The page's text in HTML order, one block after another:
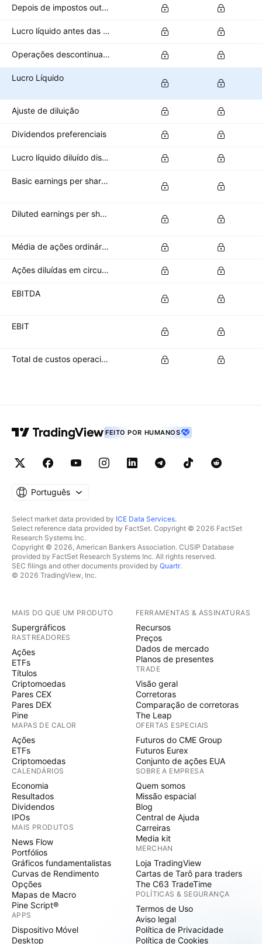
Depois de impostos outras receitas/despesas
Lucro líquido antes das operações descontinuadas
Operações descontinuadas
Lucro Líquido
Ajuste de diluição
Dividendos preferenciais
Lucro líquido diluído disponível para acionistas ordinários
Basic earnings per share (basic EPS)
Diluted earnings per share (diluted EPS)
Média de ações ordinárias em circulação
Ações diluídas em circulação
EBITDA
EBIT
Total de custos operacionais
FEITO POR HUMANOS
Português
Select market data provided by ICE Data Services.
Select reference data provided by FactSet. Copyright © 2026 FactSet
Research Systems Inc.
Copyright © 2026, American Bankers Association. CUSIP Database
provided by FactSet Research Systems Inc. All rights reserved.
SEC filings and other documents provided by Quartr.
© 2026 TradingView, Inc.
MAIS DO QUE UM PRODUTO
Supergráficos
RASTREADORES
Ações
ETFs
Títulos
Criptomoedas
Pares CEX
Pares DEX
Pine
MAPAS DE CALOR
Ações
ETFs
Criptomoedas
CALENDÁRIOS
Economia
Resultados
Dividendos
IPOs
MAIS PRODUTOS
News Flow
Portfólios
Gráficos fundamentalistas
Curvas de Rendimento
Opções
Mapas de Macro
Pine Script®
APPS
Dispositivo Móvel
Desktop
FERRAMENTAS & ASSINATURAS
Recursos
Preços
Dados de mercado
Planos de presentes
TRADE
Visão geral
Corretoras
Comparação de corretoras
The Leap
OFERTAS ESPECIAIS
Futuros do CME Group
Futuros Eurex
Conjunto de ações EUA
SOBRE A EMPRESA
Quem somos
Missão espacial
Blog
Central de Ajuda
Carreiras
Media kit
MERCHAN
Loja TradingView
Cartas de Tarô para traders
The C63 TradeTime
POLÍTICAS & SEGURANÇA
Termos de Uso
Aviso legal
Política de Privacidade
Política de Cookies